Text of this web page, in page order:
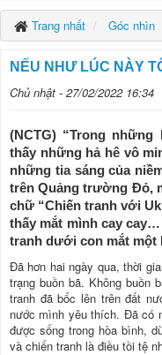
Trang nhất Góc nhìn
NẾU NHƯ LÚC NÀY
Chủ nhật - 27/02/2022 16:34
(NCTG) “Trong
thấy những hả hê vô
những tia sáng của
trên Quảng trường Đỏ,
chữ “Chiến tranh với
thấy mắt mình cay
tranh dưới con mắt một
Đã hơn hai ngày qua, thời
trạng buồn bã. Không buồn
tranh đã bốc lên trên đất
nước mình yêu thích. Đã có
được sống trong hòa bình,
và chiến tranh là điều tồi tệ